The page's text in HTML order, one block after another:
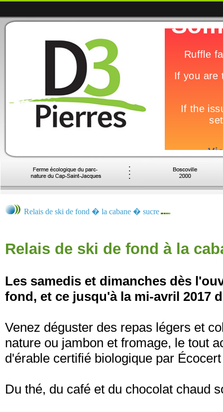
Relais de ski de fond � la cabane � sucre
Relais de ski de fond à la
Les samedis et dimanches dès
fond, et ce jusqu'à la mi-avril 2017
Venez déguster des repas légers et
nature ou jambon et fromage, le tout
d'érable certifié biologique par
Du thé, du café et du chocolat chaud